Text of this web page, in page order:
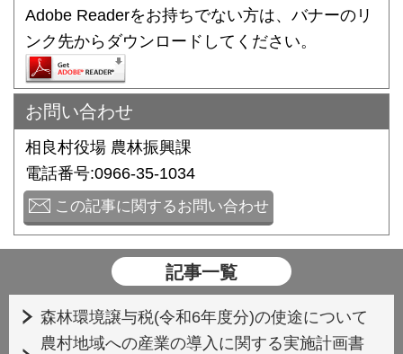
Adobe Readerをお持ちでない方は、バナーのリ
ンク先からダウンロードしてください。
お問い合わせ
相良村役場 農林振興課
電話番号:0966-35-1034
この記事に関するお問い合わせ
記事一覧
森林環境譲与税(令和6年度分)の使途について
農村地域への産業の導入に関する実施計画書